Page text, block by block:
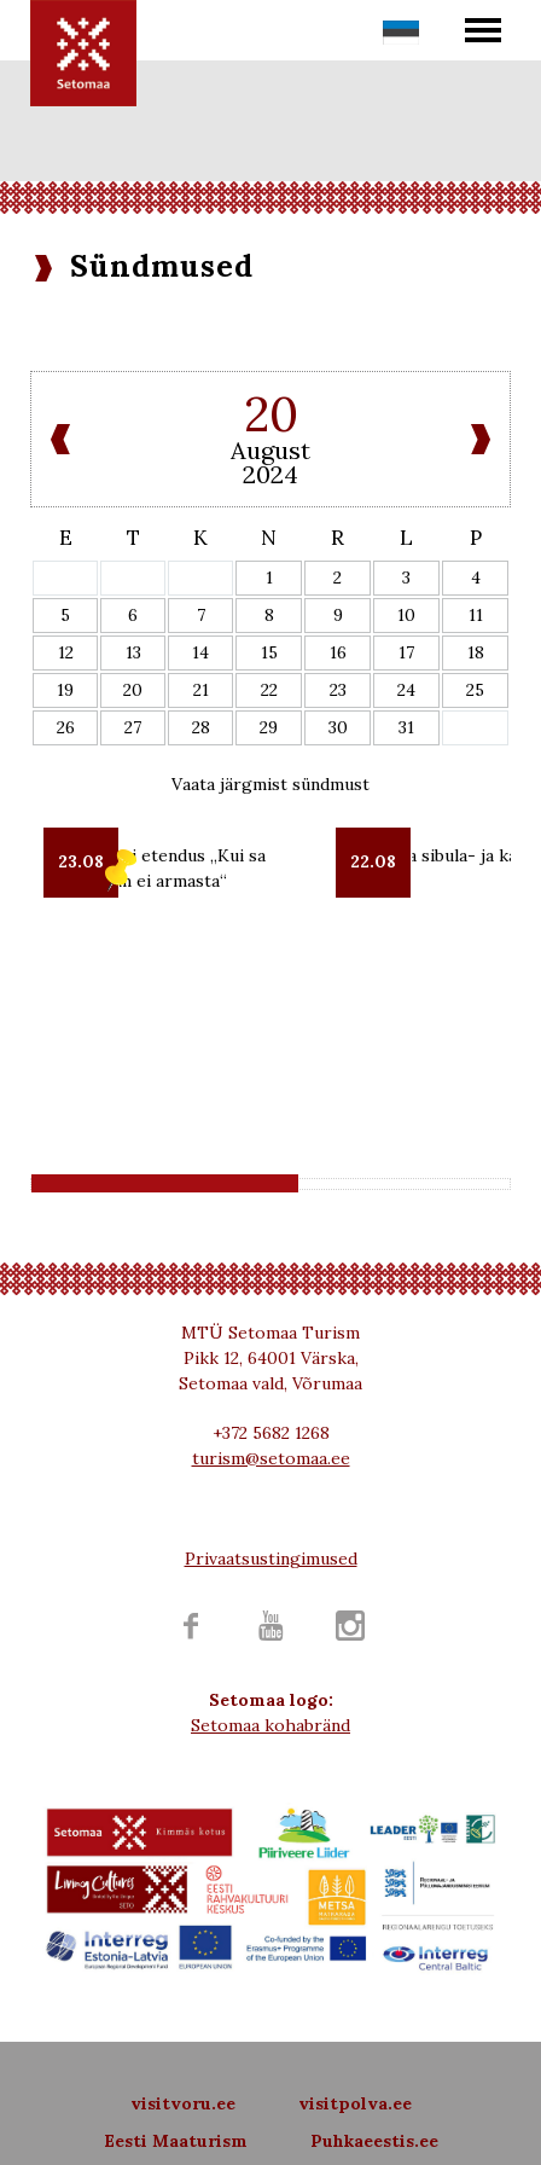
Sündmused
20
August
2024
E T K N R L P
1 2 3
4
5
6 7 8 9 10
11
12
13 14 15 16 17
18
19
20 21 22 23 24
25
26
27 28 29 30 31
Vaata järgmist sündmust
23.08
OUT teatri etendus „Kui sa
mind enam ei armasta“
22.08
Lüübnitsa sibula- ja
MTÜ Setomaa Turism
Pikk 12, 64001 Värska,
Setomaa vald, Võrumaa
+372 5682 1268
turism@setomaa.ee
Privaatsustingimused
  
Setomaa logo:
Setomaa kohabränd
visitvoru.ee
visitpolva.ee
Eesti Maaturism
Puhkaeestis.ee